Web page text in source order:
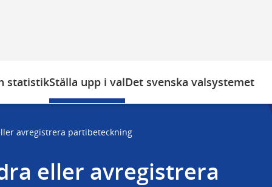
statistikStälla upp i valDet svenska valsystemet
avregistrera partibeteckning
eller avregistrera